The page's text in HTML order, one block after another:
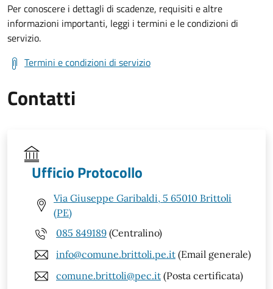
Per conoscere i dettagli di scadenze, requisiti e altre
informazioni importanti, leggi i termini e le condizioni di
servizio.
Termini e condizioni di servizio
Contatti
Ufficio Protocollo
Via Giuseppe Garibaldi, 5 65010 Brittoli
(PE)
085 849189 (Centralino)
info@comune.brittoli.pe.it (Email generale)
comune.brittoli@pec.it (Posta certificata)